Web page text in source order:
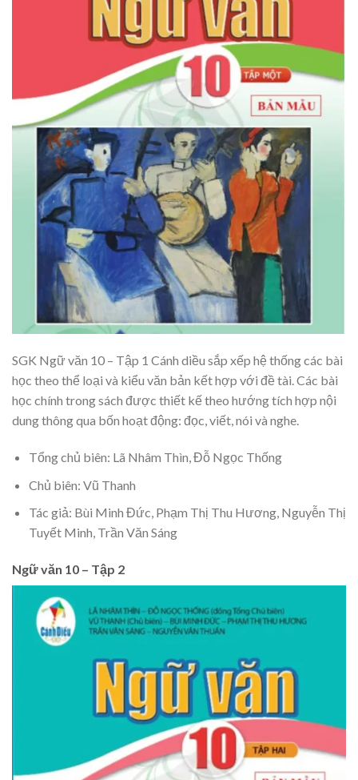
SGK Ngữ văn 10 – Tập 1 Cánh diều sắp xếp hệ thống các bài
học theo thể loại và kiểu văn bản kết hợp với đề tài. Các bài
học chính trong sách được thiết kế theo hướng tích hợp nội
dung thông qua bốn hoạt động: đọc, viết, nói và nghe.
Tổng chủ biên: Lã Nhâm Thìn, Đỗ Ngọc Thống
Chủ biên: Vũ Thanh
Tác giả: Bùi Minh Đức, Phạm Thị Thu Hương, Nguyễn Thị
Tuyết Minh, Trần Văn Sáng
Ngữ văn 10 – Tập 2